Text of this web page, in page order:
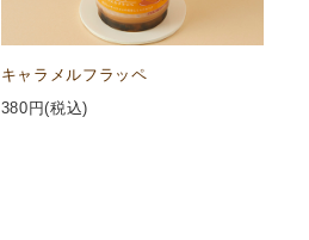
キャラメルフラッペ
380 円(税込)